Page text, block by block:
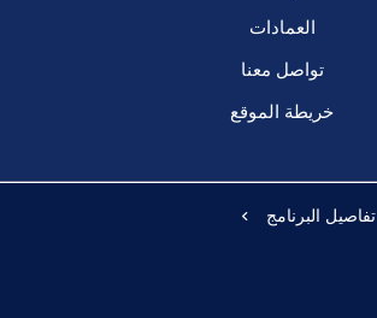
العمادات
تواصل معنا
خريطة الموقع
تفاصيل البرنامج